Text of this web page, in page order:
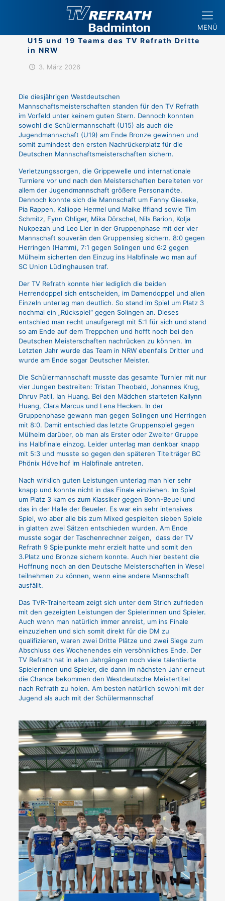
MENÜ
U15 und 19 Teams des TV Refrath Dritte
in NRW
3. März 2026
Die diesjährigen Westdeutschen
Mannschaftsmeisterschaften standen für den TV Refrath
im Vorfeld unter keinem guten Stern. Dennoch konnten
sowohl die Schülermannschaft (U15) als auch die
Jugendmannschaft (U19) am Ende Bronze gewinnen und
somit zumindest den ersten Nachrückerplatz für die
Deutschen Mannschaftsmeisterschaften sichern.
Verletzungssorgen, die Grippewelle und internationale
Turniere vor und nach den Meisterschaften bereiteten vor
allem der Jugendmannschaft größere Personalnöte.
Dennoch konnte sich die Mannschaft um Fanny Gieseke,
Pia Rappen, Kalliope Hermel und Maike Iffland sowie Tim
Schmitz, Fynn Ohliger, Mika Dörschel, Nils Barion, Kolja
Nukpezah und Leo Lier in der Gruppenphase mit der vier
Mannschaft souverän den Gruppensieg sichern. 8:0 gegen
Herringen (Hamm), 7:1 gegen Solingen und 6:2 gegen
Mülheim sicherten den Einzug ins Halbfinale wo man auf
SC Union Lüdinghausen traf.
Der TV Refrath konnte hier lediglich die beiden
Herrendoppel sich entscheiden, im Damendoppel und allen
Einzeln unterlag man deutlich. So stand im Spiel um Platz 3
nochmal ein „Rückspiel“ gegen Solingen an. Dieses
entschied man recht unaufgeregt mit 5:1 für sich und stand
so am Ende auf dem Treppchen und hofft noch bei den
Deutschen Meisterschaften nachrücken zu können. Im
Letzten Jahr wurde das Team in NRW ebenfalls Dritter und
wurde am Ende sogar Deutscher Meister.
Die Schülermannschaft musste das gesamte Turnier mit nur
vier Jungen bestreiten: Tristan Theobald, Johannes Krug,
Dhruv Patil, Ian Huang. Bei den Mädchen starteten Kailynn
Huang, Clara Marcus und Lena Hecken. In der
Gruppenphase gewann man gegen Solingen und Herringen
mit 8:0. Damit entschied das letzte Gruppenspiel gegen
Mülheim darüber, ob man als Erster oder Zweiter Gruppe
ins Halbfinale einzog. Leider unterlag man denkbar knapp
mit 5:3 und musste so gegen den späteren Titelträger BC
Phönix Hövelhof im Halbfinale antreten.
Nach wirklich guten Leistungen unterlag man hier sehr
knapp und konnte nicht in das Finale einziehen. Im Spiel
um Platz 3 kam es zum Klassiker gegen Bonn-Beuel und
das in der Halle der Beueler. Es war ein sehr intensives
Spiel, wo aber alle bis zum Mixed gespielten sieben Spiele
in glatten zwei Sätzen entschieden wurden. Am Ende
musste sogar der Taschenrechner zeigen, dass der TV
Refrath 9 Spielpunkte mehr erzielt hatte und somit den
3.Platz und Bronze sichern konnte. Auch hier besteht die
Hoffnung noch an den Deutsche Meisterschaften in Wesel
teilnehmen zu können, wenn eine andere Mannschaft
ausfällt.
Das TVR-Trainerteam zeigt sich unter dem Strich zufrieden
mit den gezeigten Leistungen der Spielerinnen und Spieler.
Auch wenn man natürlich immer anreist, um ins Finale
einzuziehen und sich somit direkt für die DM zu
qualifizieren, waren zwei Dritte Plätze und zwei Siege zum
Abschluss des Wochenendes ein versöhnliches Ende. Der
TV Refrath hat in allen Jahrgängen noch viele talentierte
Spielerinnen und Spieler, die dann im nächsten Jahr erneut
die Chance bekommen den Westdeutsche Meistertitel
nach Refrath zu holen. Am besten natürlich sowohl mit der
Jugend als auch mit der Schülermannschaf